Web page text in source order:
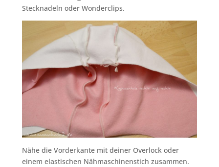
Stecknadeln oder Wonderclips.
Nähe die Vorderkante mit deiner Overlock oder
einem elastischen Nähmaschinenstich zusammen.